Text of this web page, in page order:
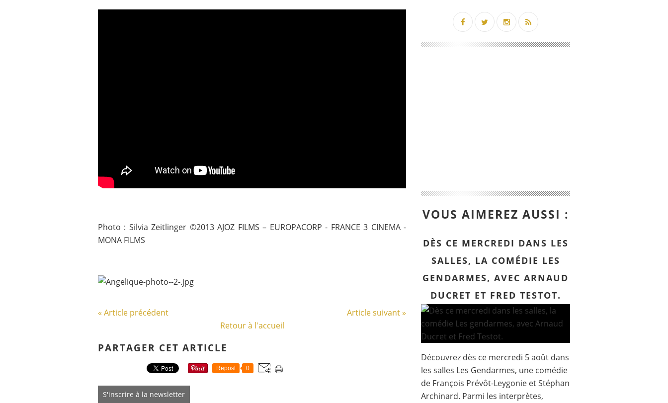
Photo : Silvia Zeitlinger ©2013 AJOZ FILMS – EUROPACORP - FRANCE 3 CINEMA -
MONA FILMS
« Article précédent
Article suivant »
Retour à l'accueil
PARTAGER CET ARTICLE
Repost 0
S'inscrire à la newsletter
VOUS AIMEREZ AUSSI :
DÈS CE MERCREDI DANS LES
SALLES, LA COMÉDIE LES
GENDARMES, AVEC ARNAUD
DUCRET ET FRED TESTOT.
Découvrez dès ce mercredi 5 août dans
les salles Les Gendarmes, une comédie
de François Prévôt-Leygonie et Stéphan
Archinard. Parmi les interprètes,